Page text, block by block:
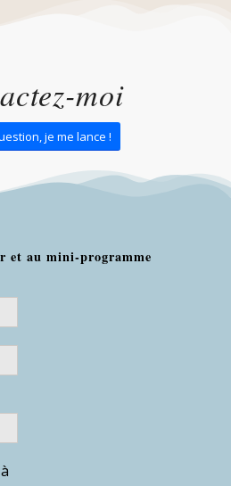
moi
je me lance !
et au mini-programme